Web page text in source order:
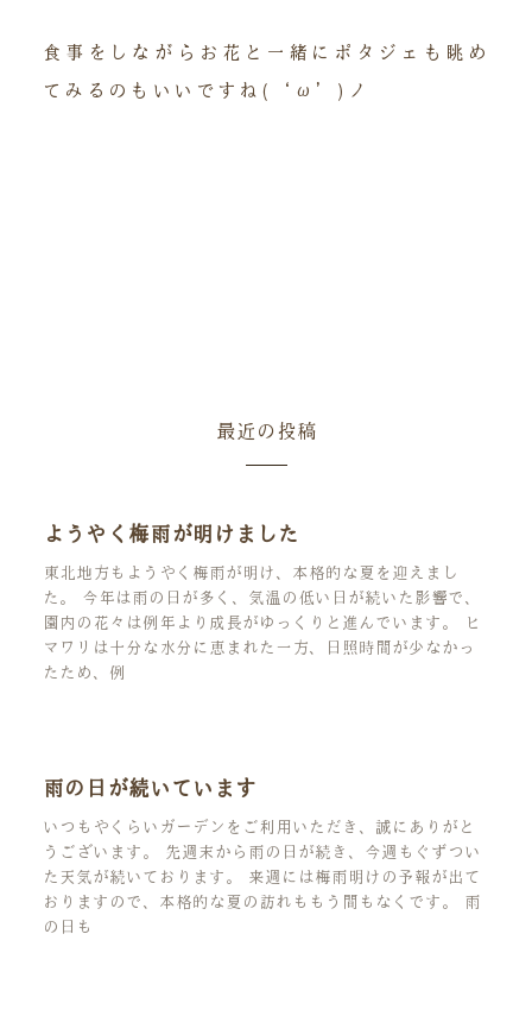
食事をしながらお花と一緒にポタジェも眺め
てみるのもいいですね(‘ω’)ノ
最近の投稿
ようやく梅雨が明けました
東北地方もようやく梅雨が明け、本格的な夏を迎えまし
た。 今年は雨の日が多く、気温の低い日が続いた影響で、
園内の花々は例年より成長がゆっくりと進んでいます。 ヒ
マワリは十分な水分に恵まれた一方、日照時間が少なかっ
たため、例
雨の日が続いています
いつもやくらいガーデンをご利用いただき、誠にありがと
うございます。 先週末から雨の日が続き、今週もぐずつい
た天気が続いております。 来週には梅雨明けの予報が出て
おりますので、本格的な夏の訪れももう間もなくです。 雨
の日も